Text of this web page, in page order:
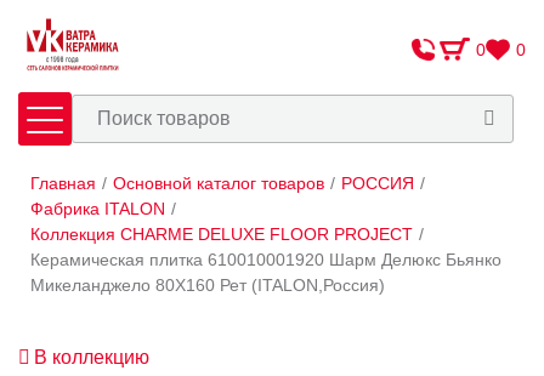
0 0
Плитка
Оплата и доставка
О Компании
Главная / Основной каталог товаров / РОССИЯ /
Фабрика ITALON /
Коллекция CHARME DELUXE FLOOR PROJECT /
Керамическая плитка 610010001920 Шарм Делюкс Бьянко
Микеланджело 80X160 Рет (ITALON,Россия)
В коллекцию